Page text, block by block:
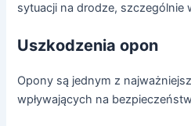
sytuacji na drodze, szczególnie
Uszkodzenia opon
Opony są jednym z
wpływających na